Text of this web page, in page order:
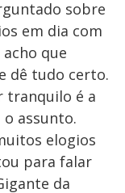
sobre
em dia com
que
dê tudo certo.
tranquilo é a
assunto.
elogios
para falar
da